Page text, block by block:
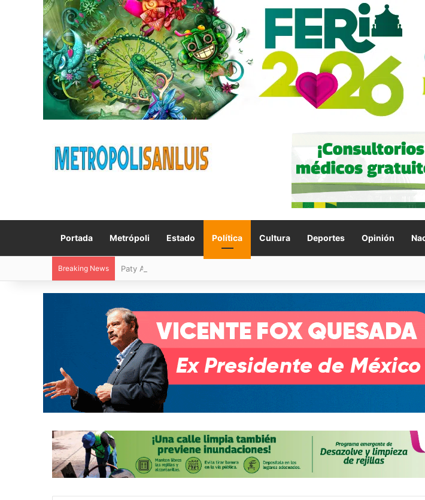
Portada Metrópoli Estado Política Cultura Deportes Opinión
Breaking News Paty Aradillas destaca impacto del nuevo desnivel de Circuito Potosí en la